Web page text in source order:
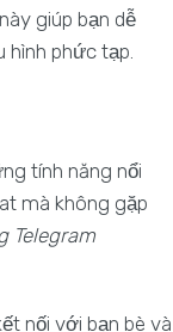
giúp bạn dễ
hình phức tạp.
tính năng nổi
mà không gặp
Telegram
nối với bạn bè và